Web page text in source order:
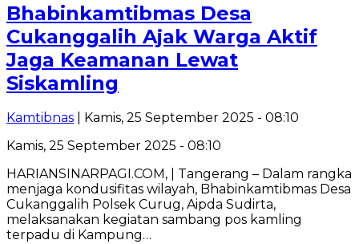
Bhabinkamtibmas Desa
Cukanggalih Ajak Warga Aktif
Jaga Keamanan Lewat
Siskamling
Kamtibnas | Kamis, 25 September 2025 - 08:10
Kamis, 25 September 2025 - 08:10
HARIANSINARPAGI.COM, | Tangerang – Dalam rangka
menjaga kondusifitas wilayah, Bhabinkamtibmas Desa
Cukanggalih Polsek Curug, Aipda Sudirta,
melaksanakan kegiatan sambang pos kamling
terpadu di Kampung…